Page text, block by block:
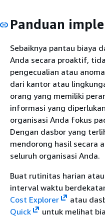
Panduan
Sebaiknya pantau biaya
Anda secara proaktif,
pengecualian atau
dari kantor atau
orang yang memiliki
informasi yang
organisasi Anda fokus
Dengan dasbor yang
mendorong hasil secara
seluruh organisasi Anda.
Buat rutinitas harian
interval waktu
Cost Explorer
atau
Quick
untuk melihat